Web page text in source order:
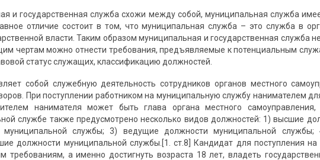
и государственная служба схожи между собой, муниципальная служба
отличие состоит в том, что муниципальная служба – это служба в
власти. Таким образом муниципальная и государственная служба
чертам можно отнести требования, предъявляемые к потенциальным
статус служащих, классификацию должностей.
собой служебную деятель­ность сотрудников органов местного
При поступлении работником на муниципальную службу нанимателем
нанимателя может быть глава органа местного самоуправления,
службе также предусмотрено несколько видов должностей: 1) высшие
службы; 3) ведущие должности муници­пальной службы;
должности муниципальной службы.[1. ст.8] Кандидат для поступления
требованиям, а именно достигнуть возраста 18 лет, владеть